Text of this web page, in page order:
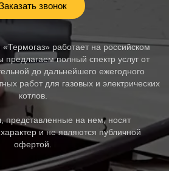
звонок
работает на российском
полный спектр услуг от
до дальнейшего ежегодного
работ для газовых и электрических
котлов.
представленные на нем, носят
и не являются публичной
офертой.